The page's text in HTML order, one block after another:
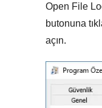
Open File
butonuna
açın.